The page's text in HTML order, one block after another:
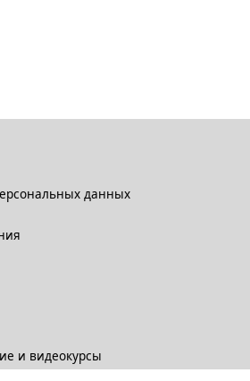
данных
и видеокурсы